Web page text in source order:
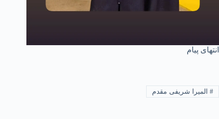
انتهای پیام
#المیرا شریفی مقدم